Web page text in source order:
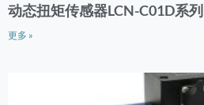
动态扭矩传感器LCN-C01D系列
更多 »